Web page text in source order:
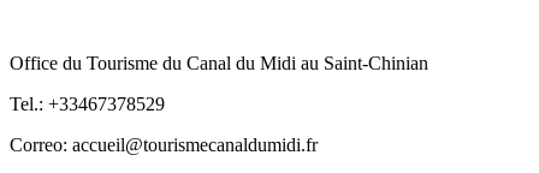
Office du Tourisme du Canal du Midi au Saint-Chinian
Tel.: +33467378529
Correo: accueil@tourismecanaldumidi.fr